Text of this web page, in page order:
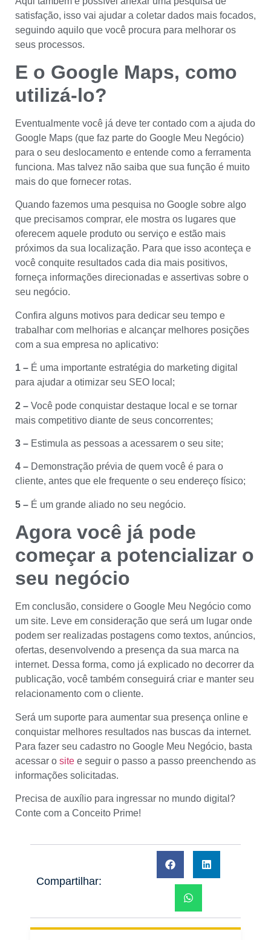
satisfação, isso vai ajudar a coletar dados mais focados,
seguindo aquilo que você procura para melhorar os
seus processos.
E o Google Maps, como
utilizá-lo?
Eventualmente você já deve ter contado com a ajuda do
Google Maps (que faz parte do Google Meu Negócio)
para o seu deslocamento e entende como a ferramenta
funciona. Mas talvez não saiba que sua função é muito
mais do que fornecer rotas.
Quando fazemos uma pesquisa no Google sobre algo
que precisamos comprar, ele mostra os lugares que
oferecem aquele produto ou serviço e estão mais
próximos da sua localização. Para que isso aconteça e
você conquite resultados cada dia mais positivos,
forneça informações direcionadas e assertivas sobre o
seu negócio.
Confira alguns motivos para dedicar seu tempo e
trabalhar com melhorias e alcançar melhores posições
com a sua empresa no aplicativo:
1 – É uma importante estratégia do marketing digital
para ajudar a otimizar seu SEO local;
2 – Você pode conquistar destaque local e se tornar
mais competitivo diante de seus concorrentes;
3 – Estimula as pessoas a acessarem o seu site;
4 – Demonstração prévia de quem você é para o
cliente, antes que ele frequente o seu endereço físico;
5 – É um grande aliado no seu negócio.
Agora você já pode
começar a potencializar o
seu negócio
Em conclusão, considere o Google Meu Negócio como
um site. Leve em consideração que será um lugar onde
podem ser realizadas postagens como textos, anúncios,
ofertas, desenvolvendo a presença da sua marca na
internet. Dessa forma, como já explicado no decorrer da
publicação, você também conseguirá criar e manter seu
relacionamento com o cliente.
Será um suporte para aumentar sua presença online e
conquistar melhores resultados nas buscas da internet.
Para fazer seu cadastro no Google Meu Negócio, basta
acessar o site e seguir o passo a passo preenchendo as
informações solicitadas.
Precisa de auxílio para ingressar no mundo digital?
Conte com a Conceito Prime!
Compartilhar: